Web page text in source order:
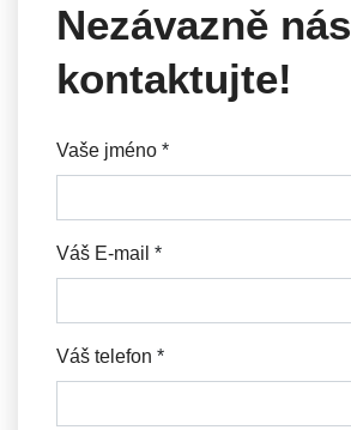
Nezávazně nás
kontaktujte!
Vaše jméno *
Váš E-mail *
Váš telefon *